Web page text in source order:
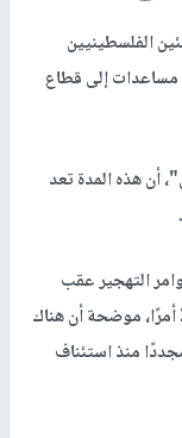
الفلسطينيين
مساعدات إلى قطاع
أن هذه المدة تعد
التهجير عقب
إصدار جيش الاحتلال الإسرائيلي ما لا يقل عن 20 أمرًا، موضحة أن هناك
نزحوا مجددًا منذ استئناف